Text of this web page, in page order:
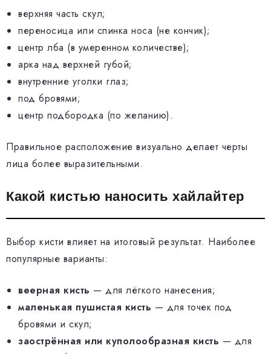
верхняя часть скул;
переносица или спинка носа (не кончик);
центр лба (в умеренном количестве);
арка над верхней губой;
внутренние уголки глаз;
под бровями;
центр подбородка (по желанию).
Правильное расположение визуально делает черты
лица более выразительными.
Какой кистью наносить хайлайтер
Выбор кисти влияет на итоговый результат. Наиболее
популярные варианты:
веерная кисть — для лёгкого нанесения;
маленькая пушистая кисть — для точек под
бровями и скул;
заострённая или куполообразная кисть — для